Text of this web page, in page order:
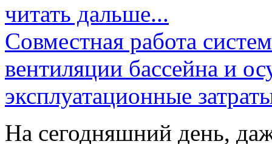
читать дальше...
Совместная работа
вентиляции бассейна и
эксплуатационные
На сегодняшний день,